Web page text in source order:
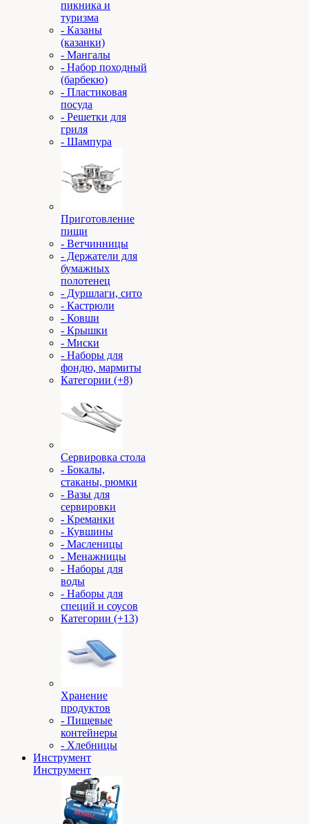
пикника и
туризма
- Казаны
(казанки)
- Мангалы
- Набор походный
(барбекю)
- Пластиковая
посуда
- Решетки для
гриля
- Шампура
Приготовление
пищи
- Ветчинницы
- Держатели для
бумажных
полотенец
- Дуршлаги, сито
- Кастрюли
- Ковши
- Крышки
- Миски
- Наборы для
фондю, мармиты
Категории (+8)
Сервировка стола
- Бокалы,
стаканы, рюмки
- Вазы для
сервировки
- Креманки
- Кувшины
- Масленицы
- Менажницы
- Наборы для
воды
- Наборы для
специй и соусов
Категории (+13)
Хранение
продуктов
- Пищевые
контейнеры
- Хлебницы
Инструмент
Инструмент